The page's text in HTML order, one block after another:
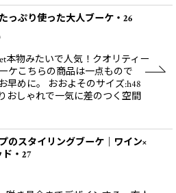
っぷり使った大人ブーケ・26
本物みたいで人気！クオリティー
ケこちらの商品は一点もので
早めに。 おおよそのサイズ:h48
おしゃれで一気に差のつく空間
のスタイリングブーケ｜ワイン×
・27